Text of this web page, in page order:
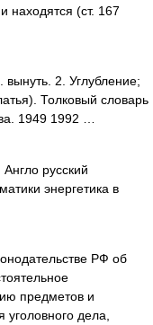
находятся (ст. 167
2. Углубление;
Толковый словарь
1949 1992 …
русский
энергетика в
РФ об
предметов и
дела,